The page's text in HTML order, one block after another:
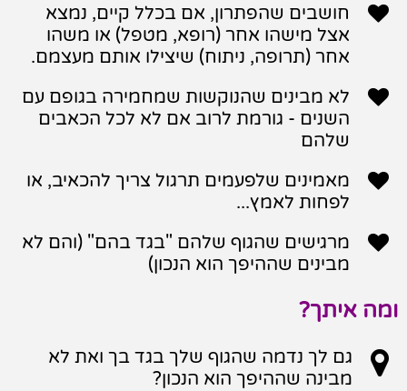

חושבים שהפתרון, אם בכלל קיים, נמצא
אצל מישהו אחר (רופא, מטפל) או משהו
אחר (תרופה, ניתוח) שיצילו אותם מעצמם.

לא מבינים שהנוקשות שמחמירה בגופם עם
השנים - גורמת לרוב אם לא לכל הכאבים
שלהם

מאמינים שלפעמים תרגול צריך להכאיב, או
לפחות לאמץ...

מרגישים שהגוף שלהם "בגד בהם" (והם לא
מבינים שההיפך הוא הנכון)
ומה איתך?

גם לך נדמה שהגוף שלך בגד בך ואת לא
מבינה שההיפך הוא הנכון?